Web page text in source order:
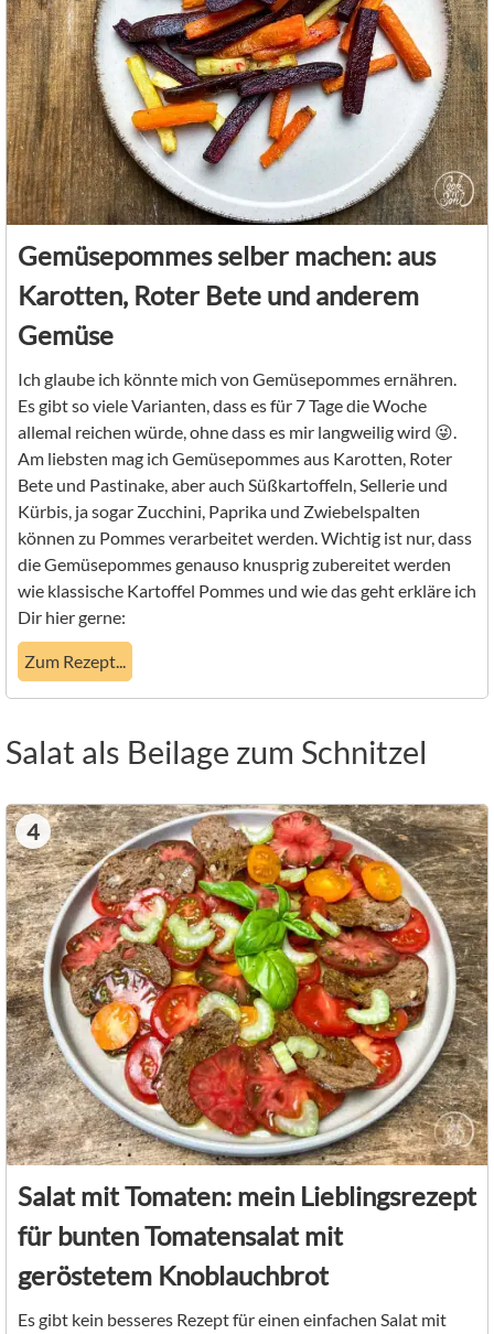
Gemüsepommes selber machen: aus
Karotten, Roter Bete und anderem
Gemüse
Ich glaube ich könnte mich von Gemüsepommes ernähren.
Es gibt so viele Varianten, dass es für 7 Tage die Woche
allemal reichen würde, ohne dass es mir langweilig wird 😜.
Am liebsten mag ich Gemüsepommes aus Karotten, Roter
Bete und Pastinake, aber auch Süßkartoffeln, Sellerie und
Kürbis, ja sogar Zucchini, Paprika und Zwiebelspalten
können zu Pommes verarbeitet werden. Wichtig ist nur, dass
die Gemüsepommes genauso knusprig zubereitet werden
wie klassische Kartoffel Pommes und wie das geht erkläre ich
Dir hier gerne:
Zum Rezept...
Salat als Beilage zum Schnitzel
4
Salat mit Tomaten: mein Lieblingsrezept
für bunten Tomatensalat mit
geröstetem Knoblauchbrot
Es gibt kein besseres Rezept für einen einfachen Salat mit